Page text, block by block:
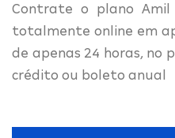
Contrate o plano Amil
totalmente online em
de apenas 24 horas, no
crédito ou boleto anual